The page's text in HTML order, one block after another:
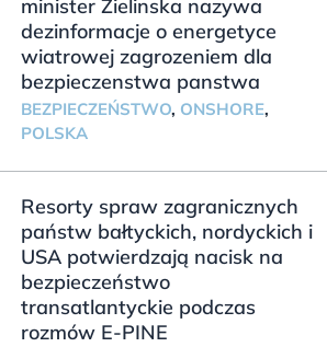
minister Zielinska nazywa
dezinformacje o energetyce
wiatrowej zagrozeniem dla
bezpieczenstwa panstwa
BEZPIECZEŃSTWO, ONSHORE,
POLSKA
Resorty spraw zagranicznych
państw bałtyckich, nordyckich i
USA potwierdzają nacisk na
bezpieczeństwo
transatlantyckie podczas
rozmów E-PINE